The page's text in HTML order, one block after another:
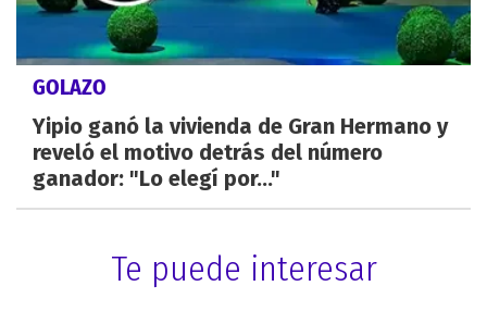
GOLAZO
Yipio ganó la vivienda de Gran Hermano y
reveló el motivo detrás del número
ganador: "Lo elegí por..."
Te puede interesar